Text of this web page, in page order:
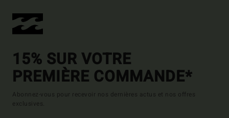
15% SUR VOTRE
PREMIÈRE COMMANDE*
Abonnez-vous pour recevoir nos dernières actus et nos offres
exclusives.